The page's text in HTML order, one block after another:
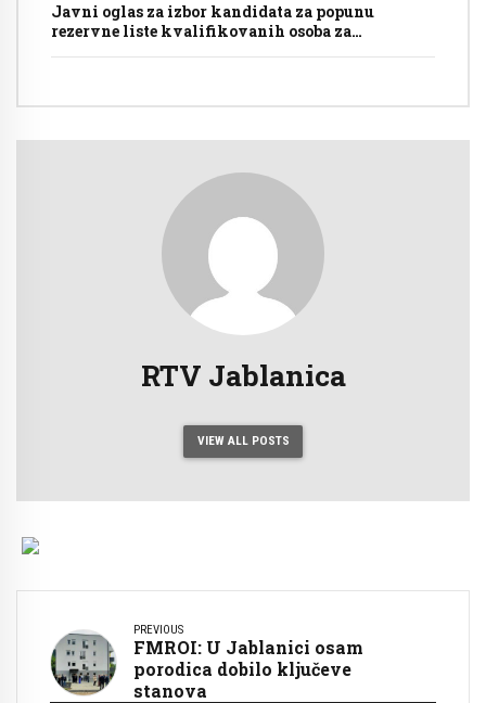
Javni oglas za izbor kandidata za popunu
rezervne liste kvalifikovanih osoba za
RTV Jablanica
VIEW ALL POSTS
PREVIOUS
FMROI: U Jablanici osam
porodica dobilo ključeve
stanova